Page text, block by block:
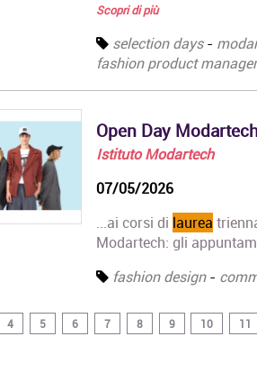
Scopri di più
selection days-
fashion product
Open Day
Istituto Modartech
07/05/2026
...ai corsi di laurea
Modartech: gli
fashion design-
4 5 6 7 8 9 10 11